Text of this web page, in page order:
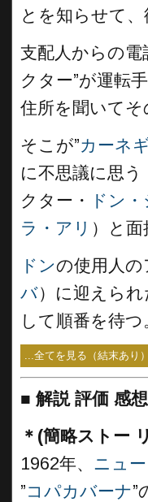
とを知らせて、
支配人からの電
クター”が運転
住所を聞いてそ
そこが”カーネ
に不思議に思う
クター・
ドン
ラ・アリ ）と面
ドンの使用人の
バ）に迎えられ
して順番を待つ
...全てを見る（結末あり）
■ 解説 評価 感想
＊(簡略ストー
1962年、 ニュ
”コパカバーナ”